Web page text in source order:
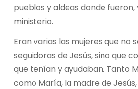
pueblos y aldeas donde fueron,
ministerio.
Eran varias las mujeres que no
seguidoras de Jesús, sino que
que tenían y ayudaban. Tanto
como María, la madre de